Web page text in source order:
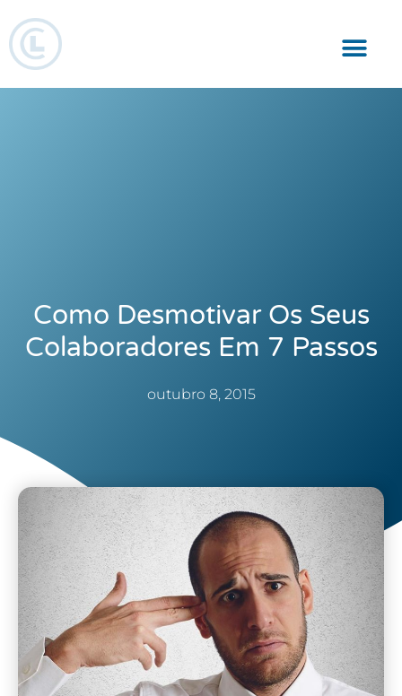
Como Desmotivar Os Seus
Colaboradores Em 7 Passos
outubro 8, 2015